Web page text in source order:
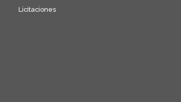
Licitaciones